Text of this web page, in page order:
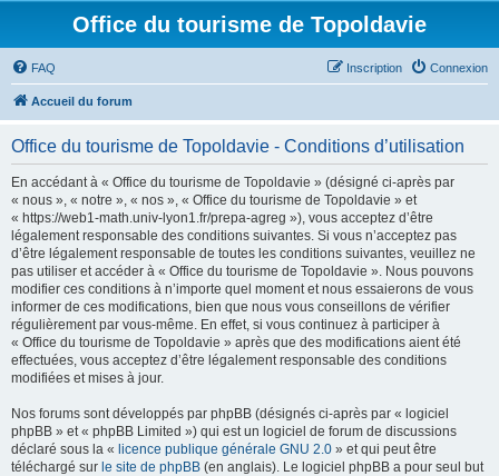
Office du tourisme de Topoldavie
FAQ Connexion
Inscription
Accueil du forum
Office du tourisme de Topoldavie - Conditions d’utilisation
En accédant à « Office du tourisme de Topoldavie » (désigné ci-après par
« nous », « notre », « nos », « Office du tourisme de Topoldavie » et
« https://web1-math.univ-lyon1.fr/prepa-agreg »), vous acceptez d’être
légalement responsable des conditions suivantes. Si vous n’acceptez pas
d’être légalement responsable de toutes les conditions suivantes, veuillez ne
pas utiliser et accéder à « Office du tourisme de Topoldavie ». Nous pouvons
modifier ces conditions à n’importe quel moment et nous essaierons de vous
informer de ces modifications, bien que nous vous conseillons de vérifier
régulièrement par vous-même. En effet, si vous continuez à participer à
« Office du tourisme de Topoldavie » après que des modifications aient été
effectuées, vous acceptez d’être légalement responsable des conditions
modifiées et mises à jour.
Nos forums sont développés par phpBB (désignés ci-après par « logiciel
phpBB » et « phpBB Limited ») qui est un logiciel de forum de discussions
déclaré sous la « licence publique générale GNU 2.0 » et qui peut être
téléchargé sur le site de phpBB (en anglais). Le logiciel phpBB a pour seul but